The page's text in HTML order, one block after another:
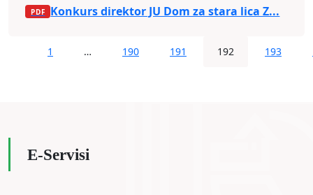
Konkurs direktor JU Dom za stara lica Z...
1 … 190 191 192 193
E-Servisi